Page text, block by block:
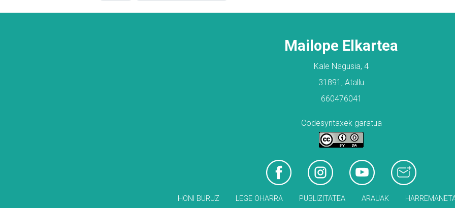
Mailope Elkartea
Kale Nagusia, 4
31891, Atallu
660476041
Codesyntaxek garatua
HONI BURUZ LEGE OHARRA PUBLIZITATEA ARAUAK